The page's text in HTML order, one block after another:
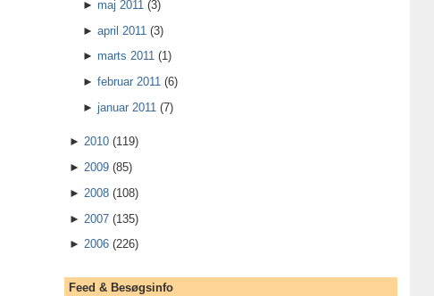
►maj 2011 (3)
►april 2011 (3)
►marts 2011 (1)
►februar 2011 (6)
►januar 2011 (7)
► 2010 (119)
► 2009 (85)
► 2008 (108)
► 2007 (135)
► 2006 (226)
Feed & Besøgsinfo